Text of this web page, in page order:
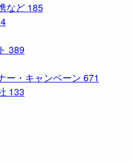
など 185
389
ー・キャンペーン 671
133